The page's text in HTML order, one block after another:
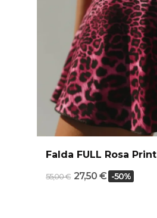
Falda FULL Rosa Print
55,00 € 27,50 € -50%